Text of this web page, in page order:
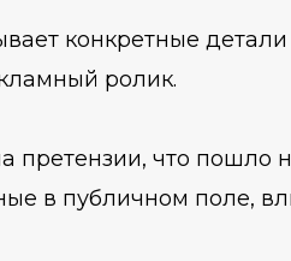
конкретные
ролик.
что пошло
в публичном поле,